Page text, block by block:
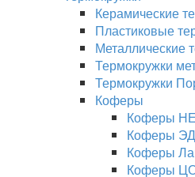
Керамические
Пластиковые
Металлические
Термокружки
Термокружки
Коферы
Коферы
Коферы
Коферы
Коферы